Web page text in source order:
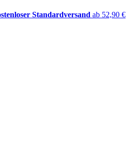
Standardversand ab 52,90 €